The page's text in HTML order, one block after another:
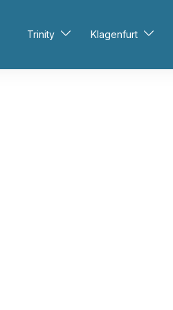
Trinity Klagenfurt